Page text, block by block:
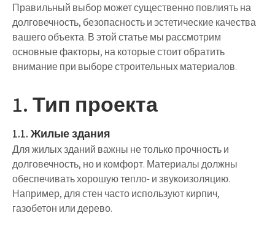
Правильный выбор может существенно повлиять на
долговечность, безопасность и эстетические качества
вашего объекта. В этой статье мы рассмотрим
основные факторы, на которые стоит обратить
внимание при выборе строительных материалов.
1. Тип проекта
1.1. Жилые здания
Для жилых зданий важны не только прочность и
долговечность, но и комфорт. Материалы должны
обеспечивать хорошую тепло- и звукоизоляцию.
Например, для стен часто используют кирпич,
газобетон или дерево.